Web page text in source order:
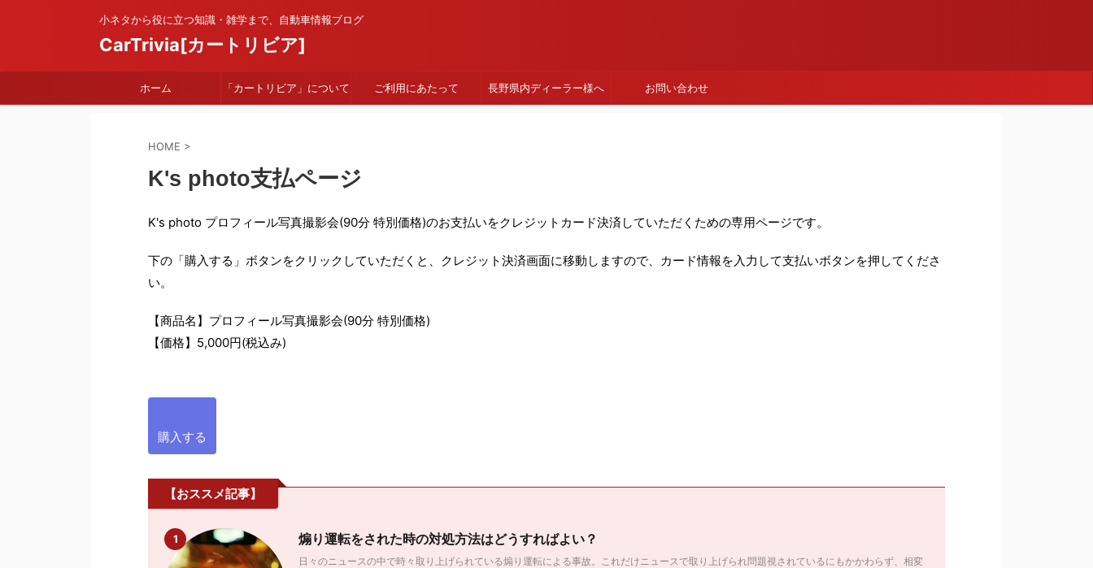
小ネタから役に立つ知識・雑学まで、自動車情報ブログ
CarTrivia[カートリビア]
ホーム 「カートリビア」について ご利用にあたって 長野県内ディーラー様へ お問い合わせ
HOME >
K's photo支払ページ
K's photo プロフィール写真撮影会(90分 特別価格)のお支払いをクレジットカード決済していただくための専用ページです。
下の「購入する」ボタンをクリックしていただくと、クレジット決済画面に移動しますので、カード情報を入力して支払いボタンを押してくださ
い。
【商品名】プロフィール写真撮影会(90分 特別価格)
【価格】5,000円(税込み)
購入する
【おススメ記事】
1 煽り運転をされた時の対処方法はどうすればよい？
日々のニュースの中で時々取り上げられている煽り運転による事故。これだけニュースで取り上げられ問題視されているにもかかわらず、相変